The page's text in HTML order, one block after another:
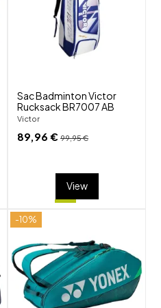
Sac Badminton Victor
Rucksack BR7007 AB
Victor
89,96 € 99,95 €
View
-10%
favorite_border
visibility